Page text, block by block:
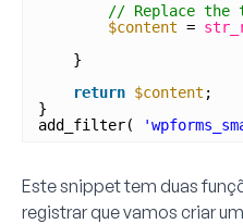
// Replace the
$content =
}
return $content ;
}
add_filter(
Este snippet tem duas
registrar que vamos criar